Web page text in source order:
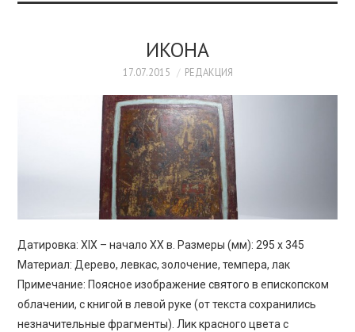
ИКОНА
17.07.2015 РЕДАКЦИЯ
Датировка: XIX – начало ХХ в. Размеры (мм): 295 х 345
Материал: Дерево, левкас, золочение, темпера, лак
Примечание: Поясное изображение святого в епископском
облачении, с книгой в левой руке (от текста сохранились
незначительные фрагменты). Лик красного цвета с